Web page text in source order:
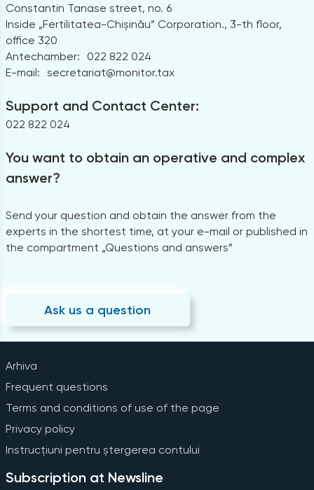
Constantin Tanase street, no. 6
Inside „Fertilitatea-Chișinău” Corporation., 3-th floor,
office 320
Antechamber:
022 822 024
E-mail: secretariat@monitor.tax
Support and Contact Center:
022 822 024
You want to obtain an operative and complex
answer?
Send your question and obtain the answer from the
experts in the shortest time, at your e-mail or published in
the compartment „Questions and answers”
Ask us a question
Arhiva
Frequent questions
Terms and conditions of use of the page
Privacy policy
Instrucțiuni pentru ștergerea contului
Subscription at Newsline